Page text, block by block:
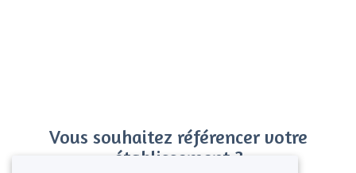
Vous souhaitez référencer votre
établissement ?